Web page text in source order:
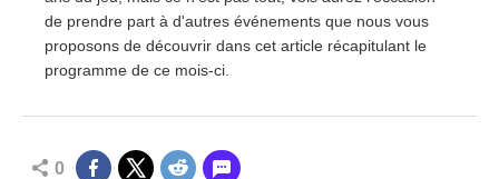
de prendre part à d'autres événements que nous vous
proposons de découvrir dans cet article récapitulant le
programme de ce mois-ci.
0